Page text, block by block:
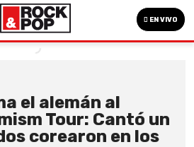
EN VIVO
el alemán al
Tour: Cantó un
corearon en los